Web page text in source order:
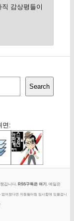
감상평들이
Search
면:
깁니다.RSS구독은 여기. 메일은
어졌다면 자동필터링 임시함에 있을겁니